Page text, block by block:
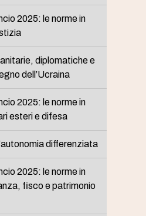
2025: le norme in
diplomatiche e
dell’Ucraina
2025: le norme in
esteri e difesa
differenziata
2025: le norme in
fisco e patrimonio